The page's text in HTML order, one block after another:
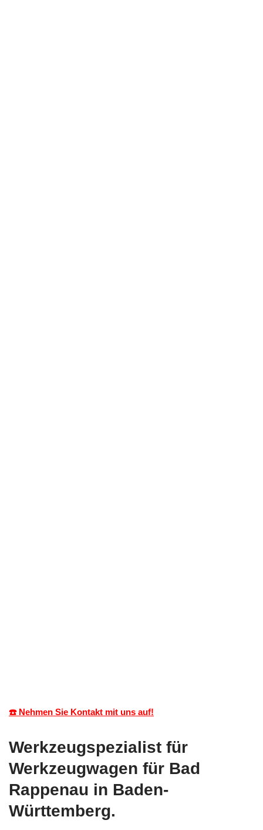
☎️ Nehmen Sie Kontakt mit uns auf!
Werkzeugspezialist für
Werkzeugwagen für Bad
Rappenau in Baden-
Württemberg.